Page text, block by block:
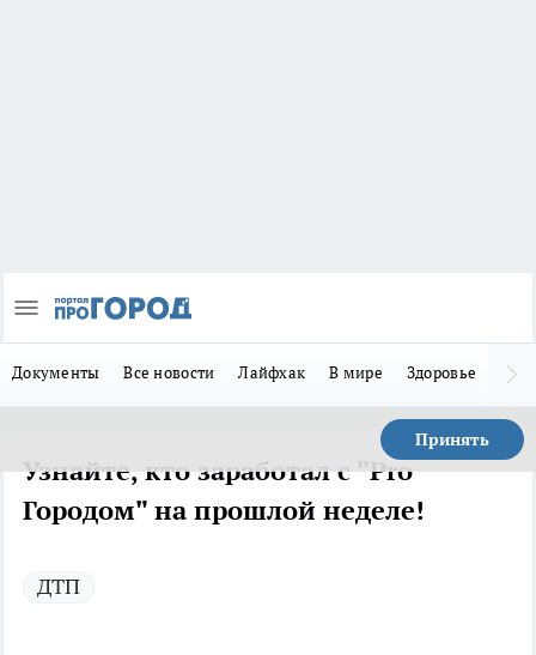
Документы Все новости Лайфхак В мире Здоровье
Принять
Узнайте, кто заработал с "Pro
Городом" на прошлой неделе!
ДТП